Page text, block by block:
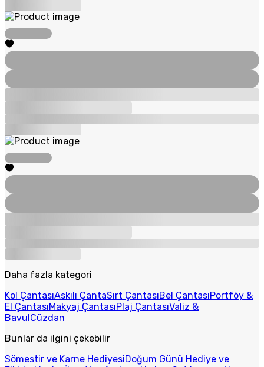
Daha fazla kategori
Kol ÇantasıAskılı ÇantaSırt ÇantasıBel ÇantasıPortföy &
El ÇantasıMakyaj ÇantasıPlaj ÇantasıValiz &
BavulCüzdan
Bunlar da ilgini çekebilir
Sömestir ve Karne HediyesiDoğum Günü Hediye ve